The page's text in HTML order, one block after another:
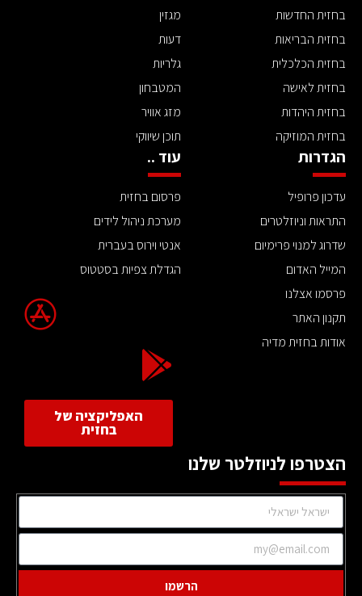
בחזית החדשות
בחזית הבריאות
בחזית הכלכלית
בחזית לאישה
בחזית היהדות
בחזית המוזיקה
מגזין
דעות
גלריות
המטבחון
מזג אוויר
תוכן שיווקי
הגדרות
עדכון פרופיל
התראות וניוזלטרים
שדרוג למנוי פרימיום
המייל האדום
פרסמו אצלנו
תקנון האתר
אודות בחזית מדיה
עוד ..
פרסום בחזית
מערכת ניהול לידים
אנטי וירוס בעברית
הגדלת צפיות בסטטוס
האפליקציה של
בחזית
הצטרפו לניוזלטר שלנו
הרשמו